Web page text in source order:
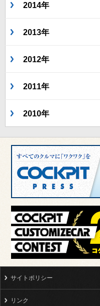
2014年
2013年
2012年
2011年
2010年
サイトポリシー
リンク